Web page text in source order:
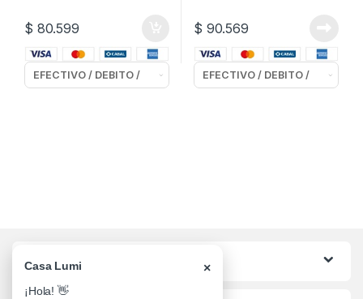
$ 80.599 $ 90.569
Categorias
Casa Lumi ×
¡Hola! 👋